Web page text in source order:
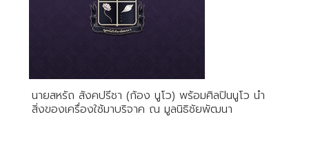
นายสหรัถ สังคปรีชา (ก้อง นูโว) พร้อมศิลปินนูโว นำ
สิ่งของเครื่องใช้มาบริจาค ณ มูลนิธิชัยพัฒนา